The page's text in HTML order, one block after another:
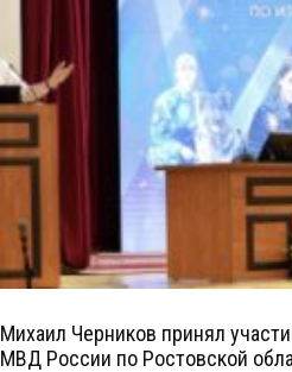
Михаил Черников принял
МВД России по Ростовской